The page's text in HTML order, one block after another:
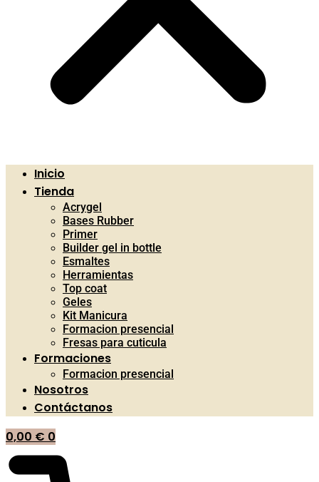
Inicio
Tienda
Acrygel
Bases Rubber
Primer
Builder gel in bottle
Esmaltes
Herramientas
Top coat
Geles
Kit Manicura
Formacion presencial
Fresas para cuticula
Formaciones
Formacion presencial
Nosotros
Contáctanos
0,00 € 0